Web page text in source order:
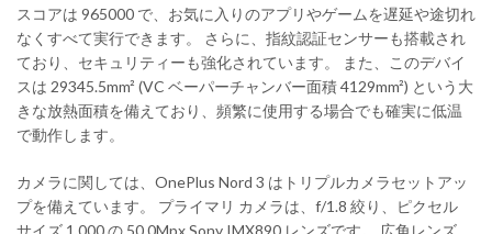
スコアは 965000 で、お気に入りのアプリやゲームを遅延や途切れ
なくすべて実行できます。 さらに、指紋認証センサーも搭載され
ており、セキュリティーも強化されています。 また、このデバイ
スは 29345.5mm² (VC ベーパーチャンバー面積 4129mm²) という大
きな放熱面積を備えており、頻繁に使用する場合でも確実に低温
で動作します。
カメラに関しては、OnePlus Nord 3 はトリプルカメラセットアッ
プを備えています。 プライマリ カメラは、f/1.8 絞り、ピクセル
サイズ 1.000 の 50.0Mpx Sony IMX890 レンズです。 広角レンズ